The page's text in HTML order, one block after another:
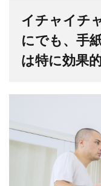
イチャイチ
にでも、手
は特に効果的